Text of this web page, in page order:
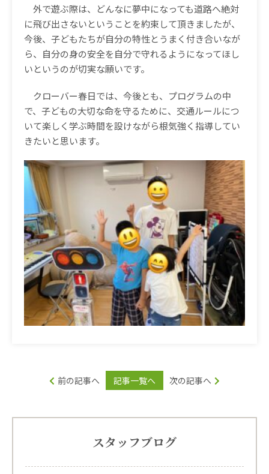
外で遊ぶ際は、どんなに夢中になっても道路へ絶対
に飛び出さないということを約束して頂きましたが、
今後、子どもたちが自分の特性とうまく付き合いなが
ら、自分の身の安全を自分で守れるようになってほし
いというのが切実な願いです。
クローバー春日では、今後とも、プログラムの中
で、子どもの大切な命を守るために、交通ルールにつ
いて楽しく学ぶ時間を設けながら根気強く指導してい
きたいと思います。
前の記事へ 記事一覧へ 次の記事へ
スタッフブログ